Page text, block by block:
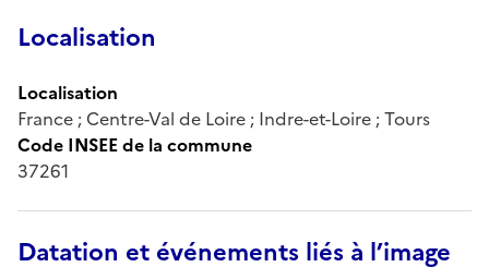
Localisation
Localisation
France ; Centre-Val de Loire ; Indre-et-Loire ; Tours
Code INSEE de la commune
37261
Datation et événements liés à l’image